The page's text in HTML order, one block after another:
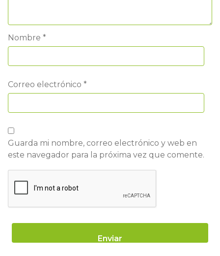
Nombre *
Correo electrónico *
Guarda mi nombre, correo electrónico y web en
este navegador para la próxima vez que comente.